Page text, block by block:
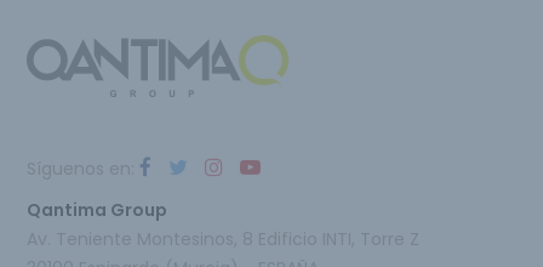
Qantima Group